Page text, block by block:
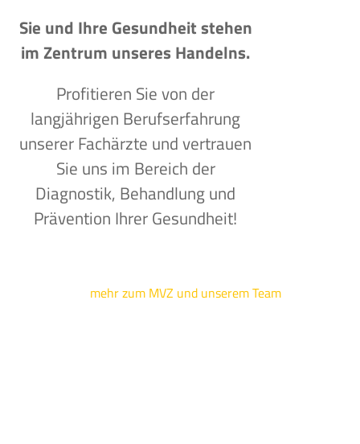
Sie und Ihre Gesundheit stehen
im Zentrum unseres Handelns.
Profitieren Sie von der
langjährigen Berufserfahrung
unserer Fachärzte und vertrauen
Sie uns im Bereich der
Diagnostik, Behandlung und
Prävention Ihrer Gesundheit!
mehr zum MVZ und unserem Team